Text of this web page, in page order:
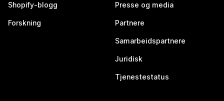
Shopify-blogg
Forskning
Presse og media
Partnere
Samarbeidspartnere
Juridisk
Tjenestestatus